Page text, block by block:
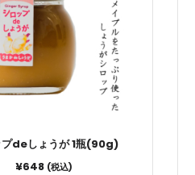
プdeしょうが 1瓶(90g)
¥648 (税込)